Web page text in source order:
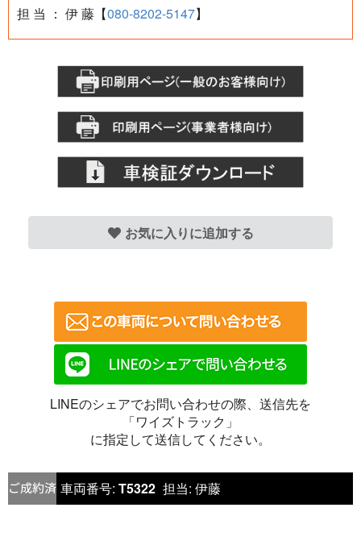
担 当 ： 伊 藤【080-8202-5147】
お気に入りに追加する
LINEのシェアでお問い合わせの際、送信先を
「ワイズトラック」
に指定して送信してください。
車両番号: T5322 担当: 伊藤